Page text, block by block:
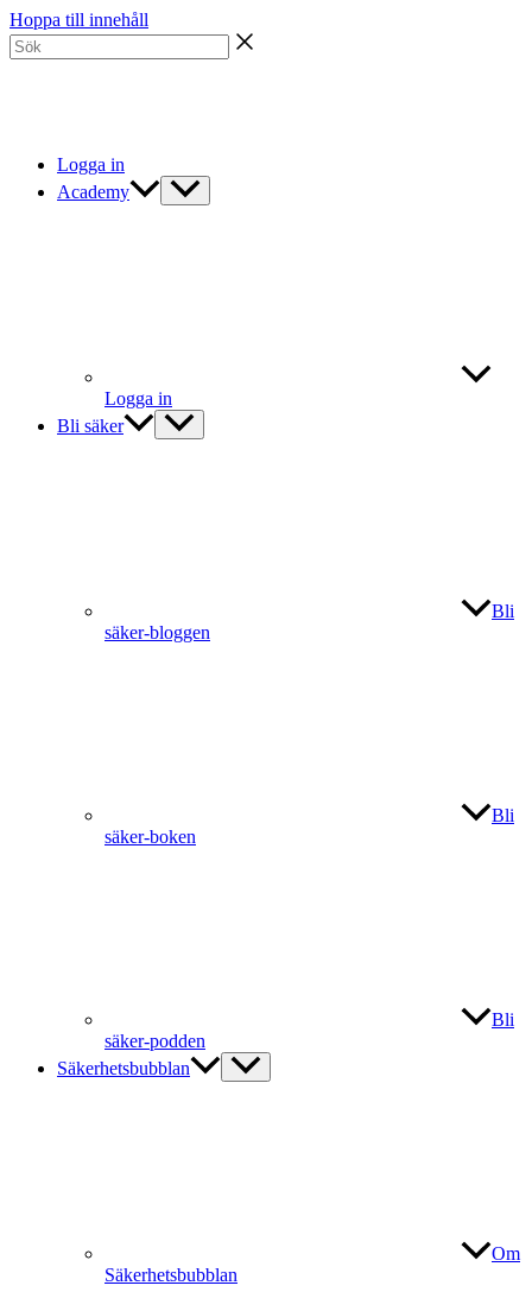
Hoppa till innehåll
Logga in
Academy
Logga in
Bli säker
Bli
säker-bloggen
Bli
säker-boken
Bli
säker-podden
Säkerhetsbubblan
Om
Säkerhetsbubblan